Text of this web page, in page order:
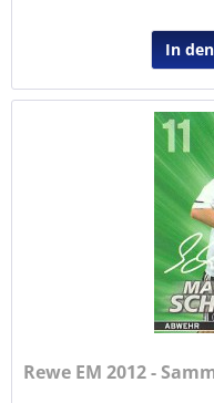
In
Rewe EM 2012 -